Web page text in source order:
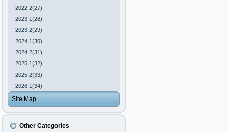
2022 2(27)
2023 1(28)
2023 2(29)
2024 1(30)
2024 2(31)
2025 1(32)
2025 2(33)
2026 1(34)
Site Map
Other Categories